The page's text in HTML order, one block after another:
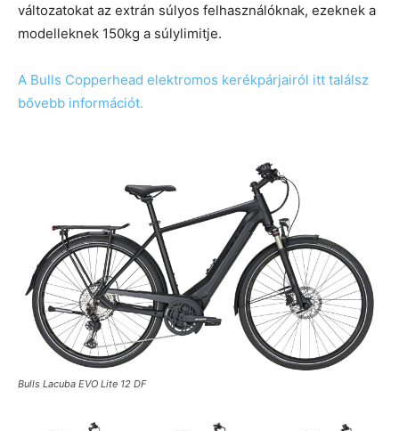
változatokat az extrán súlyos felhasználóknak, ezeknek a
modelleknek 150kg a súlylimitje.
A Bulls Copperhead elektromos kerékpárjairól itt találsz
bővebb információt.
Bulls Lacuba EVO Lite 12 DF